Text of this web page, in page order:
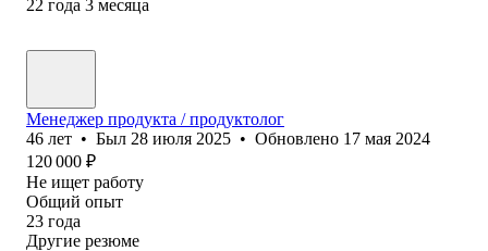
22 года 3 месяца
Менеджер продукта / продуктолог
46 лет • Был 28 июля 2025 • Обновлено 17 мая 2024
120 000 ₽
Не ищет работу
Общий опыт
23 года
Другие резюме